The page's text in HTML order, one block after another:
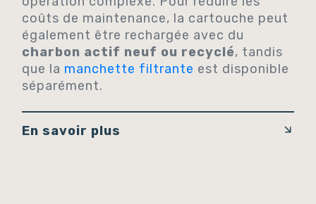
coûts de maintenance, la cartouche peut
également être rechargée avec du
charbon actif neuf ou recyclé, tandis
que la manchette filtrante est disponible
séparément.
En savoir plus